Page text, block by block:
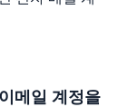
메일 계정을